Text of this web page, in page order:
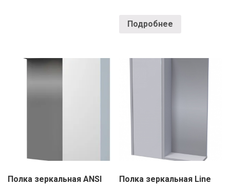
Подробнее
Полка зеркальная ANSI
Полка зеркальная Line